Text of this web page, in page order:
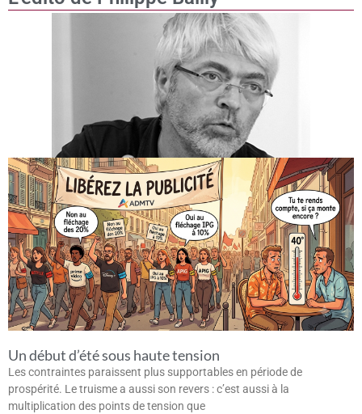
Un début d’été sous haute tension
Les contraintes paraissent plus supportables en période de
prospérité. Le truisme a aussi son revers : c’est aussi à la
multiplication des points de tension que